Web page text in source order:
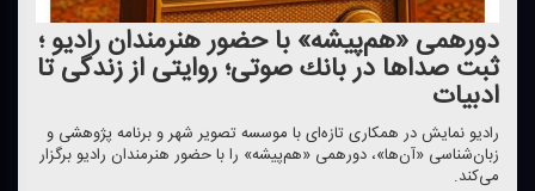
دورهمی «هم‌پیشه» با حضور هنرمندان رادیو ؛
ثبت صداها در بانك صوتی؛ روایتی از زندگی تا
ادبیات
رادیو نمایش در همكاری تازه‌ای با موسسه تصویر شهر و برنامه پژوهشی و
زبان‌شناسی «آن‌ها»، دورهمی «هم‌پیشه» را با حضور هنرمندان رادیو برگزار
می‌كند.